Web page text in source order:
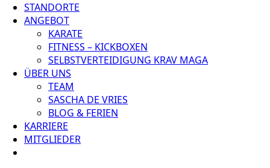
STANDORTE
ANGEBOT
KARATE
FITNESS – KICKBOXEN
SELBSTVERTEIDIGUNG KRAV MAGA
ÜBER UNS
TEAM
SASCHA DE VRIES
BLOG & FERIEN
KARRIERE
MITGLIEDER